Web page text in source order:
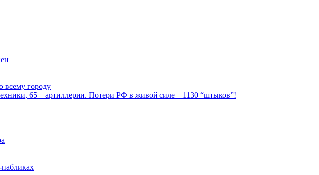
всему городу
65 – артиллерии. Потери РФ в живой силе – 1130 “штыков”!